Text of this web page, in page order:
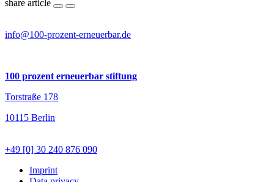
share article
info@100-prozent-erneuerbar.de
100 prozent erneuerbar stiftung
Torstraße 178
10115 Berlin
+49 [0] 30 240 876 090
Imprint